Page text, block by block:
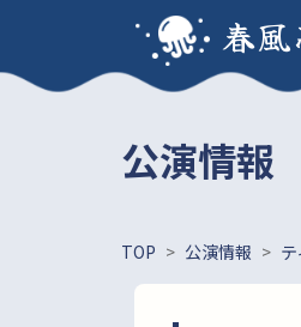
春
公演情報
TOP > 公演情報 >